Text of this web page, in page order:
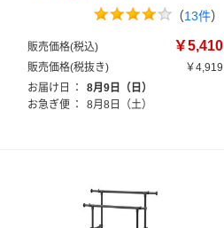
（13件）
販売価格(税込) ￥5,410
販売価格(税抜き)
￥4,919
お届け日
：
8月9日（日）
お急ぎ便 ： 8月8日（土）